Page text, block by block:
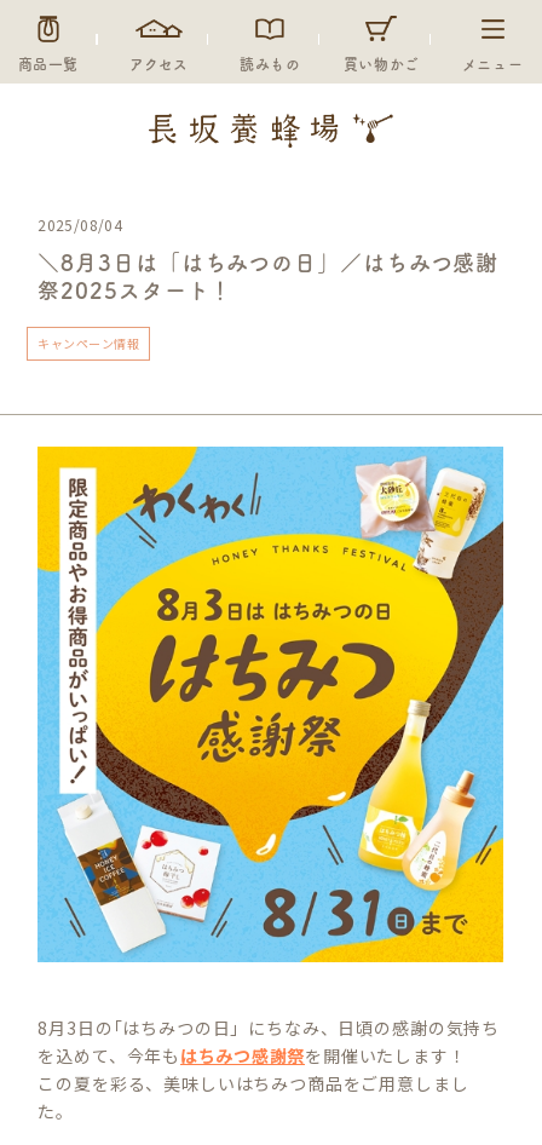
商品一覧 アクセス 読みもの 買い物かご メニュー
2025/08/04
＼8月3日は「はちみつの日」／はちみつ感謝
祭2025スタート！
キャンペーン情報
8月3日の｢はちみつの日」にちなみ、日頃の感謝の気持ち
を込めて、今年も はちみつ感謝祭を開催いたします！
この夏を彩る、美味しいはちみつ商品をご用意しまし
た。